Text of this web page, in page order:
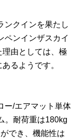
ンクインを果たし
ペンインザスカイ
由としては、極
るようです。
ー/エアマット単体
。耐荷重は180kg
でき、機能性は